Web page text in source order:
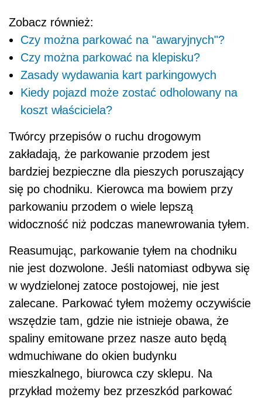
Zobacz również:
Czy można parkować na "awaryjnych"?
Czy można parkować na klepisku?
Zasady wydawania kart parkingowych
Kiedy pojazd może zostać odholowany na
koszt właściciela?
Twórcy przepisów o ruchu drogowym
zakładają, że parkowanie przodem jest
bardziej bezpieczne dla pieszych poruszający
się po chodniku. Kierowca ma bowiem przy
parkowaniu przodem o wiele lepszą
widoczność niż podczas manewrowania tyłem.
Reasumując, parkowanie tyłem na chodniku
nie jest dozwolone. Jeśli natomiast odbywa się
w wydzielonej zatoce postojowej, nie jest
zalecane. Parkować tyłem możemy oczywiście
wszędzie tam, gdzie nie istnieje obawa, że
spaliny emitowane przez nasze auto będą
wdmuchiwane do okien budynku
mieszkalnego, biurowca czy sklepu. Na
przykład możemy bez przeszkód parkować